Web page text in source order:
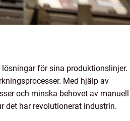
för sina produktionslinjer.
Med hjälp av
och minska behovet av manuell
det har revolutionerat industrin.